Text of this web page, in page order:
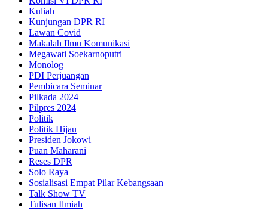
Kuliah
Kunjungan DPR RI
Lawan Covid
Makalah Ilmu Komunikasi
Megawati Soekarnoputri
Monolog
PDI Perjuangan
Pembicara Seminar
Pilkada 2024
Pilpres 2024
Politik
Politik Hijau
Presiden Jokowi
Puan Maharani
Reses DPR
Solo Raya
Sosialisasi Empat Pilar Kebangsaan
Talk Show TV
Tulisan Ilmiah